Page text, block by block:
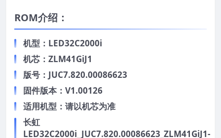
ROM介绍：
机型：LED32C2000i
机芯：ZLM41GiJ1
版号：JUC7.820.00086623
固件版本：V1.00126
适用机型：请以机芯为准
长虹
LED32C2000i_JUC7.820.00086623_ZLM41GiJ1-